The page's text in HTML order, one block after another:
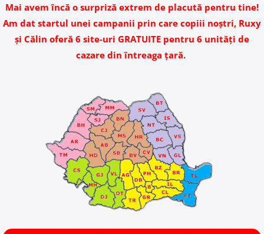
Mai avem încă o surpriză extrem de placută pentru tine!
Am dat startul unei campanii prin care copiii noștri, Ruxy
și Călin oferă 6 site-uri GRATUITE pentru 6 unități de
cazare din întreaga țară.